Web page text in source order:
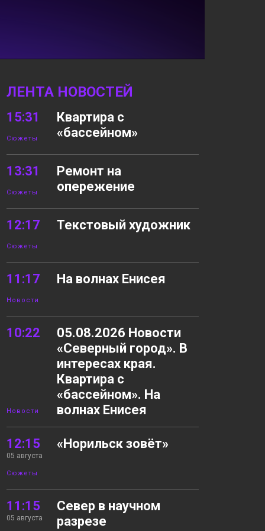
ЛЕНТА НОВОСТЕЙ
15:31
Сюжеты
Квартира с
«бассейном»
13:31
Сюжеты
Ремонт на
опережение
12:17
Сюжеты
Текстовый художник
11:17
Новости
На волнах Енисея
10:22
Новости
05.08.2026 Новости
«Северный город». В
интересах края.
Квартира с
«бассейном». На
волнах Енисея
12:15
05 августа
Сюжеты
«Норильск зовёт»
11:15
05 августа
Север в научном
разрезе